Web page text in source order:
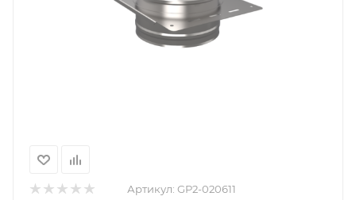
Артикул: GP2-020611